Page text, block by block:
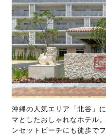
沖縄の人気エリア「北谷」
マとしたおしゃれなホテル
ンセットビーチにも徒歩で